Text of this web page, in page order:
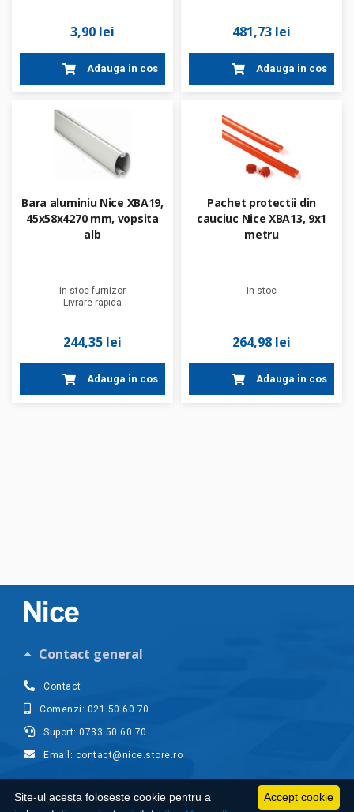
3,90 lei
Adauga in cos
481,73 lei
Adauga in cos
Bara aluminiu Nice XBA19,
45x58x4270 mm, vopsita
alb
in stoc furnizor
Livrare rapida
244,35 lei
Adauga in cos
Pachet protectii din
cauciuc Nice XBA13, 9x1
metru
in stoc
264,98 lei
Adauga in cos
Contact general
Contact
Comenzi: 021 50 60 70
Suport: 0733 50 60 70
Email: contact@nice.store.ro
Contul meu Accept cookie
Site-ul acesta foloseste cookie pentru a